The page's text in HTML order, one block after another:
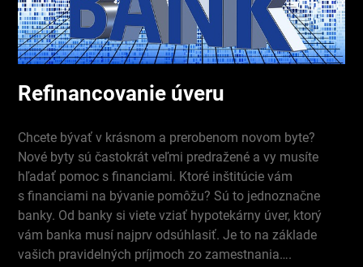
Refinancovanie úveru
Chcete bývať v krásnom a prerobenom novom byte?
Nové byty sú častokrát veľmi predražené a vy musíte
hľadať pomoc s financiami. Ktoré inštitúcie vám
s financiami na bývanie pomôžu? Sú to jednoznačne
banky. Od banky si viete vziať hypotekárny úver, ktorý
vám banka musí najprv odsúhlasiť. Je to na základe
vašich pravidelných príjmoch zo zamestnania….